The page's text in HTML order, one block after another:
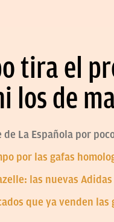
tira el
los de
de La Española por
por las gafas
las nuevas
que ya venden